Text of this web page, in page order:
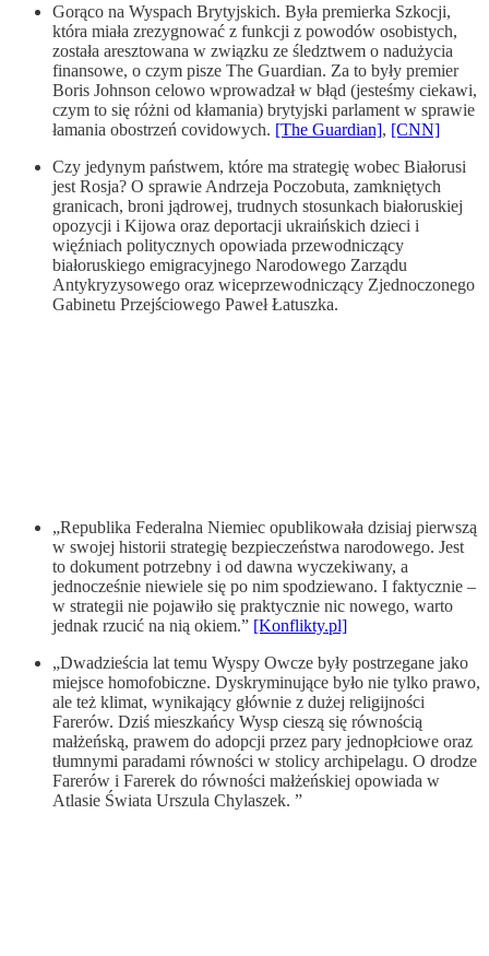
Gorąco na Wyspach Brytyjskich. Była premierka Szkocji,
która miała zrezygnować z funkcji z powodów osobistych,
została aresztowana w związku ze śledztwem o nadużycia
finansowe, o czym pisze The Guardian. Za to były premier
Boris Johnson celowo wprowadzał w błąd (jesteśmy ciekawi,
czym to się różni od kłamania) brytyjski parlament w sprawie
łamania obostrzeń covidowych. [The Guardian], [CNN]
Czy jedynym państwem, które ma strategię wobec Białorusi
jest Rosja? O sprawie Andrzeja Poczobuta, zamkniętych
granicach, broni jądrowej, trudnych stosunkach białoruskiej
opozycji i Kijowa oraz deportacji ukraińskich dzieci i
więźniach politycznych opowiada przewodniczący
białoruskiego emigracyjnego Narodowego Zarządu
Antykryzysowego oraz wiceprzewodniczący Zjednoczonego
Gabinetu Przejściowego Paweł Łatuszka.
„Republika Federalna Niemiec opublikowała dzisiaj pierwszą
w swojej historii strategię bezpieczeństwa narodowego. Jest
to dokument potrzebny i od dawna wyczekiwany, a
jednocześnie niewiele się po nim spodziewano. I faktycznie –
w strategii nie pojawiło się praktycznie nic nowego, warto
jednak rzucić na nią okiem.” [Konflikty.pl]
„Dwadzieścia lat temu Wyspy Owcze były postrzegane jako
miejsce homofobiczne. Dyskryminujące było nie tylko prawo,
ale też klimat, wynikający głównie z dużej religijności
Farerów. Dziś mieszkańcy Wysp cieszą się równością
małżeńską, prawem do adopcji przez pary jednopłciowe oraz
tłumnymi paradami równości w stolicy archipelagu. O drodze
Farerów i Farerek do równości małżeńskiej opowiada w
Atlasie Świata Urszula Chylaszek. ”